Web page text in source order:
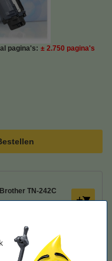
pagina's: ± 2.750 pagina's
TN-242C
TN-242M